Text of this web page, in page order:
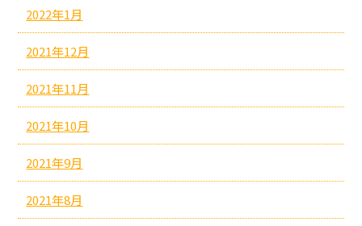
2022年1月
2021年12月
2021年11月
2021年10月
2021年9月
2021年8月